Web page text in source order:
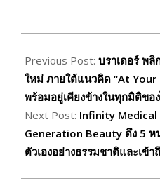
04-
08
Previous Post: บราเดอร์ พ
ใหม่ ภายใต้แนวคิด “At Your
พร้อมอยู่เคียงข้างในทุกมิติขอ
Next Post: Infinity Medical
Generation Beauty ดึง 5 ห
ตัวเองอย่างธรรมชาติและเข้า